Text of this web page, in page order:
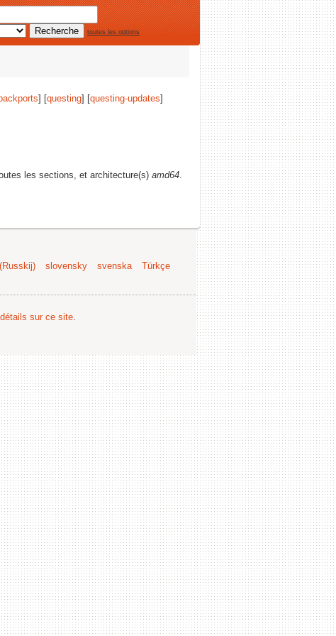
toutes les options
] [questing] [questing-updates]
les sections, et architecture(s) amd64.
slovensky svenska
Türkçe
sur ce site.